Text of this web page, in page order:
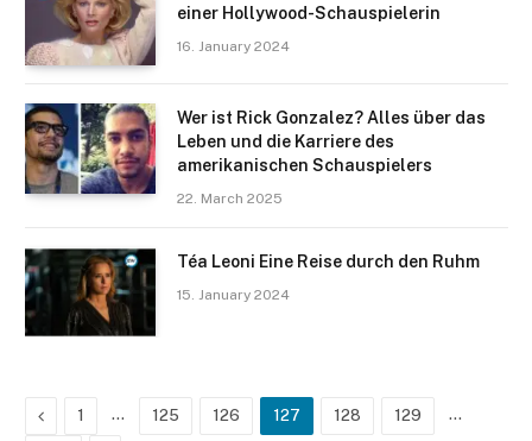
einer Hollywood-Schauspielerin
16. January 2024
Wer ist Rick Gonzalez? Alles über das
Leben und die Karriere des
amerikanischen Schauspielers
22. March 2025
Téa Leoni Eine Reise durch den Ruhm
15. January 2024
Previous
1 … 125 126 127 128 129 …